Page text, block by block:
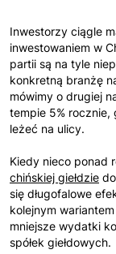
Inwestorzy ciągle
inwestowaniem w
partii są na tyle
konkretną branżę
mówimy o drugiej
tempie 5% rocznie,
leżeć na ulicy.
Kiedy nieco ponad
chińskiej giełdzie
się długofalowe
kolejnym
mniejsze wydatki
spółek giełdowych.